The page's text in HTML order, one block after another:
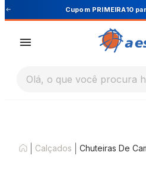
Cupom PRIMEIRA10
Olá, o que você procura
Calçados Chuteiras De